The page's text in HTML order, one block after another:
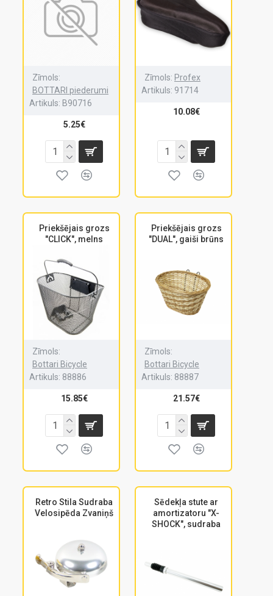
Zīmols:
BOTTARI piederumi
Artikuls: B90716
5.25€
Zīmols: Profex
Artikuls: 91714
10.08€
Priekšējais grozs
"CLICK", melns
Zīmols:
Bottari Bicycle
Artikuls: 88886
15.85€
Priekšējais grozs
"DUAL", gaiši brūns
Zīmols:
Bottari Bicycle
Artikuls: 88887
21.57€
Retro Stila Sudraba
Velosipēda Zvaniņš
Sēdekļa stute ar
amortizatoru "X-
SHOCK", sudraba